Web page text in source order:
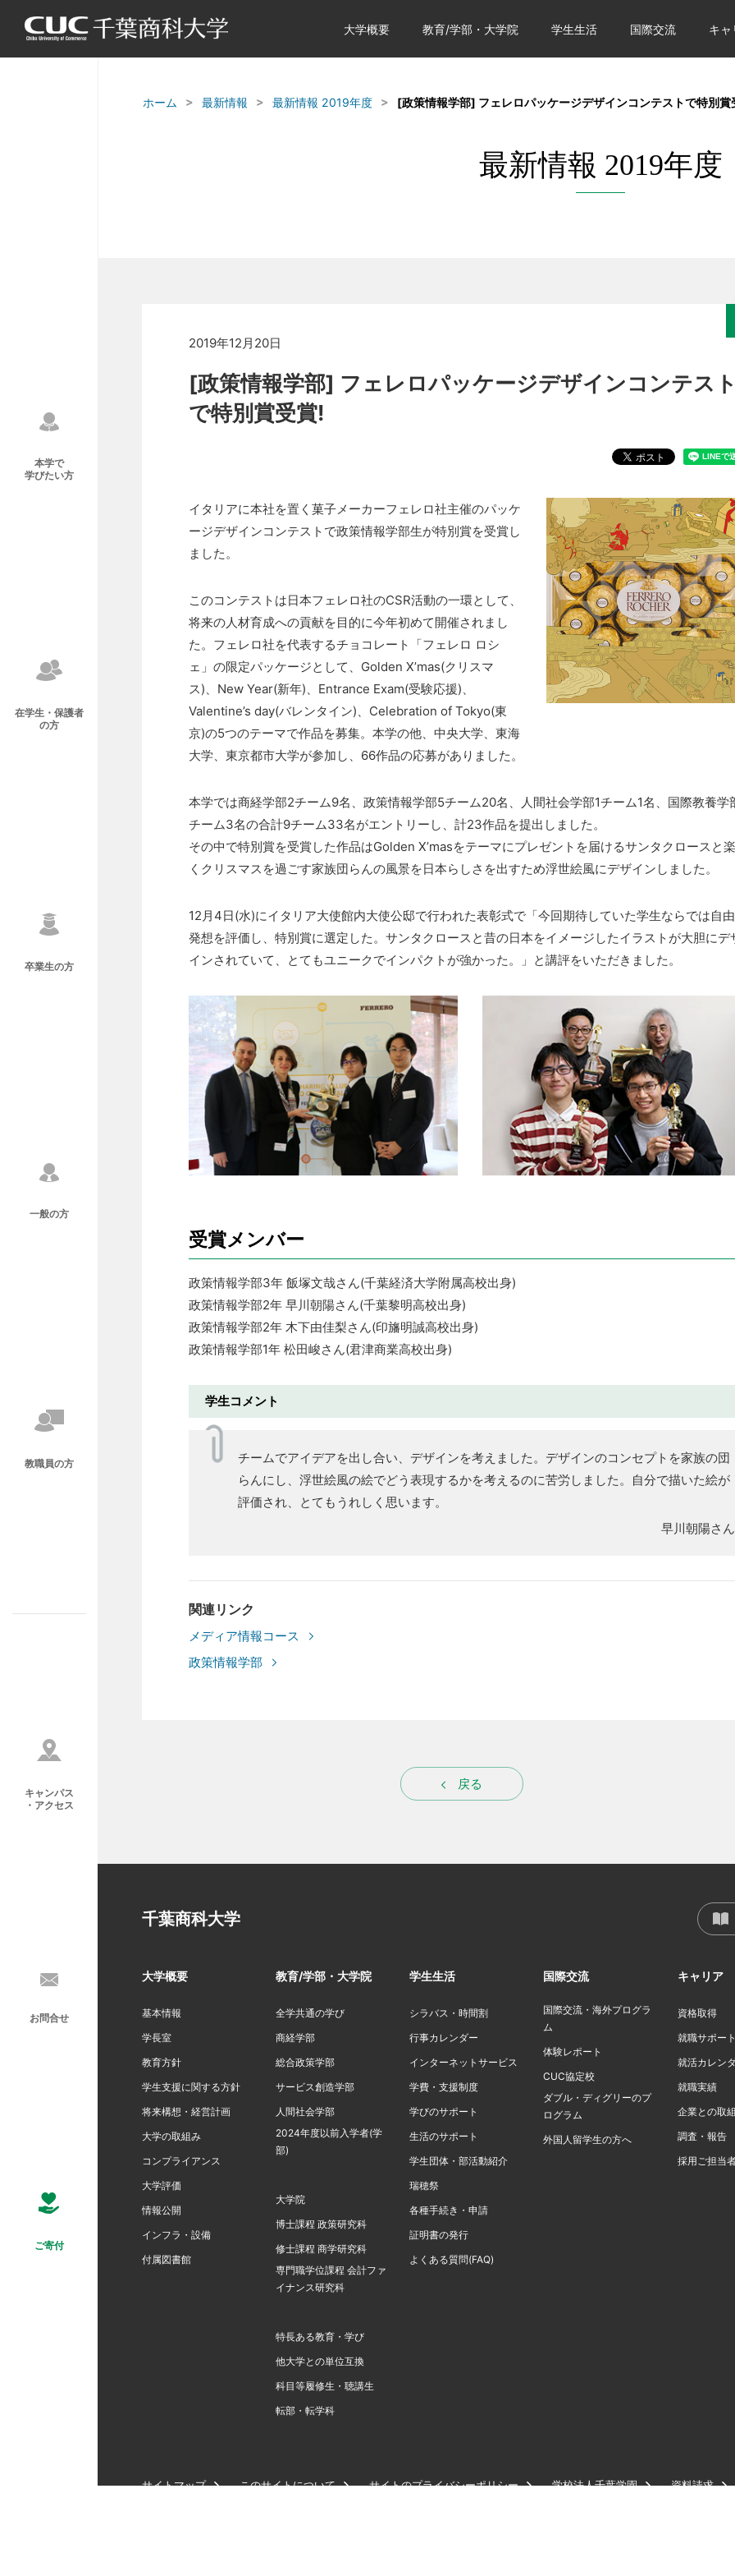
大学概要 教育/学部・大学院 学生生活 国際交流 キャ
ホーム 最新情報 最新情報 2019年度 [政策情報学部] フェレロパッケージデザインコンテストで特別賞
最新情報 2019年度
2019年12月20日
[政策情報学部] フェレロパッケージデザインコンテス
で特別賞受賞!
イタリアに本社を置く菓子メーカーフェレロ社主催のパッケ
ージデザインコンテストで政策情報学部生が特別賞を受賞し
ました。
このコンテストは日本フェレロ社のCSR活動の一環として、
将来の人材育成への貢献を目的に今年初めて開催されまし
た。フェレロ社を代表するチョコレート「フェレロ ロシ
ェ」の限定パッケージとして、Golden X’mas(クリスマ
ス)、New Year(新年)、Entrance Exam(受験応援)、
Valentine’s day(バレンタイン)、Celebration of Tokyo(東
京)の5つのテーマで作品を募集。本学の他、中央大学、東海
大学、東京都市大学が参加し、66作品の応募がありました。
本学では商経学部2チーム9名、政策情報学部5チーム20名、人間社会学部1チーム1名、国際教養学
チーム3名の合計9チーム33名がエントリーし、計23作品を提出しました。
その中で特別賞を受賞した作品はGolden X’masをテーマにプレゼントを届けるサンタクロースと
くクリスマスを過ごす家族団らんの風景を日本らしさを出すため浮世絵風にデザインしました。
12月4日(水)にイタリア大使館内大使公邸で行われた表彰式で「今回期待していた学生ならでは自
発想を評価し、特別賞に選定した。サンタクロースと昔の日本をイメージしたイラストが大胆にデ
インされていて、とてもユニークでインパクトが強かった。」と講評をいただきました。
受賞メンバー
政策情報学部3年 飯塚文哉さん(千葉経済大学附属高校出身)
政策情報学部2年 早川朝陽さん(千葉黎明高校出身)
政策情報学部2年 木下由佳梨さん(印旛明誠高校出身)
政策情報学部1年 松田峻さん(君津商業高校出身)
学生コメント
チームでアイデアを出し合い、デザインを考えました。デザインのコンセプトを家族の団
らんにし、浮世絵風の絵でどう表現するかを考えるのに苦労しました。自分で描いた絵が
評価され、とてもうれしく思います。
早川朝陽さん
関連リンク
メディア情報コース
政策情報学部
戻る
千葉商科大学
大学概要
基本情報
学長室
教育方針
学生支援に関する方針
将来構想・経営計画
大学の取組み
コンプライアンス
大学評価
情報公開
インフラ・設備
付属図書館
教育/学部・大学院
全学共通の学び
商経学部
総合政策学部
サービス創造学部
人間社会学部
2024年度以前入学者(学
部)
大学院
博士課程 政策研究科
修士課程 商学研究科
専門職学位課程 会計ファ
イナンス研究科
特長ある教育・学び
他大学との単位互換
科目等履修生・聴講生
転部・転学科
学生生活
シラバス・時間割
行事カレンダー
インターネットサービス
学費・支援制度
学びのサポート
生活のサポート
学生団体・部活動紹介
瑞穂祭
各種手続き・申請
証明書の発行
よくある質問(FAQ)
国際交流
国際交流・海外プログラ
ム
体験レポート
CUC協定校
ダブル・ディグリーのプ
ログラム
外国人留学生の方へ
キャリア
資格取得
就職サポー
就活カレン
就職実績
企業との取
調査・報告
採用ご担当
サイトマップ このサイトについて サイトのプライバシーポリシー 学校法人千葉学園 資料請求
本学で
学びたい方
在学生・保護者
の方
卒業生の方
一般の方
教職員の方
キャンパス
・アクセス
お問合せ
ご寄付